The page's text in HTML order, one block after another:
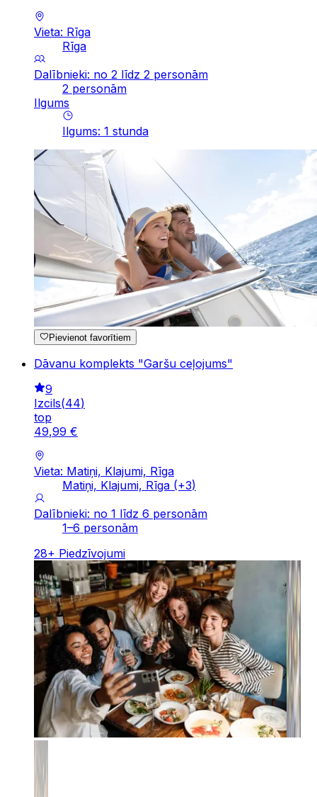
Vieta: Rīga
Rīga
Dalībnieki: no 2 līdz 2 personām
2 personām
Ilgums
Ilgums: 1 stunda
Pievienot favorītiem
Dāvanu komplekts "Garšu ceļojums"
9
Izcils(44)
top
49,99 €
Vieta: Matiņi, Klajumi, Rīga
Matiņi, Klajumi, Rīga (+3)
Dalībnieki: no 1 līdz 6 personām
1–6 personām
28+ Piedzīvojumi